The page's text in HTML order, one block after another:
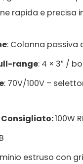
rapida e precisa
: Colonna passiva
range: 4 × 3″ /
: 70V/100V –
100W
estruso con